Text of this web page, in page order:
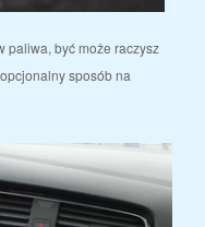
paliwa, być może raczysz
sposób na